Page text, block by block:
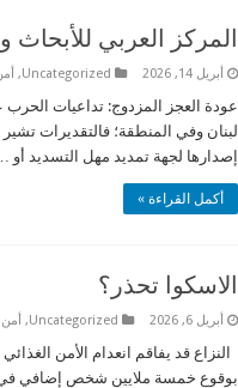
المركز العربي للأبحاث
أبريل 14, 2026 Uncategorized
,
لبنان وفي المنطقة؛ فالتقديرات
إصدارها لجهة تمديد مهل التسديد أو …
أكمل القراءة »
الاسكوا تحذر؟
أبريل 6, 2026 Uncategorized
, أمن
بوقوع خمسة ملايين شخص إضافي في